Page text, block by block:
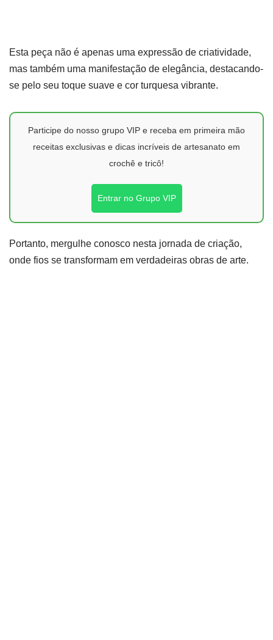
Esta peça não é apenas uma expressão de criatividade,
mas também uma manifestação de elegância, destacando-
se pelo seu toque suave e cor turquesa vibrante.
Participe do nosso grupo VIP e receba em primeira mão
receitas exclusivas e dicas incríveis de artesanato em
crochê e tricô!
Entrar no Grupo VIP
Portanto, mergulhe conosco nesta jornada de criação,
onde fios se transformam em verdadeiras obras de arte.